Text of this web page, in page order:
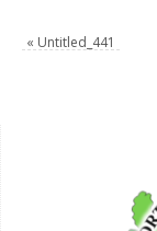
« Untitled_441